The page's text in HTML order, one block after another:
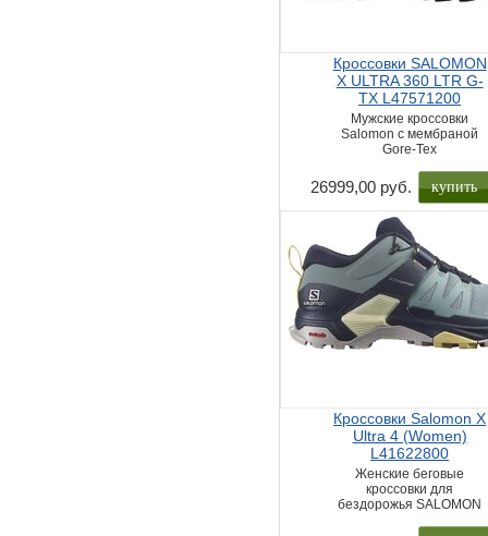
Кроссовки SALOMON
X ULTRA 360 LTR G-
TX L47571200
Мужские кроссовки
Salomon с мембраной
Gore-Tex
26999,00 руб. купить
Кроссовки Salomon X
Ultra 4 (Women)
L41622800
Женские беговые
кроссовки для
бездорожья SALOMON